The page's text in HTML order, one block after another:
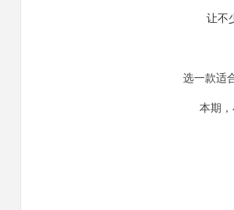
让不
选一款适
本期，